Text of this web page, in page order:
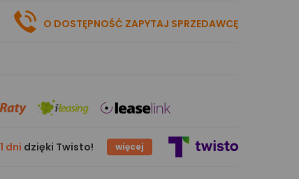
O DOSTĘPNOŚĆ ZAPYTAJ SPRZEDAWCĘ
dni dzięki Twisto! więcej